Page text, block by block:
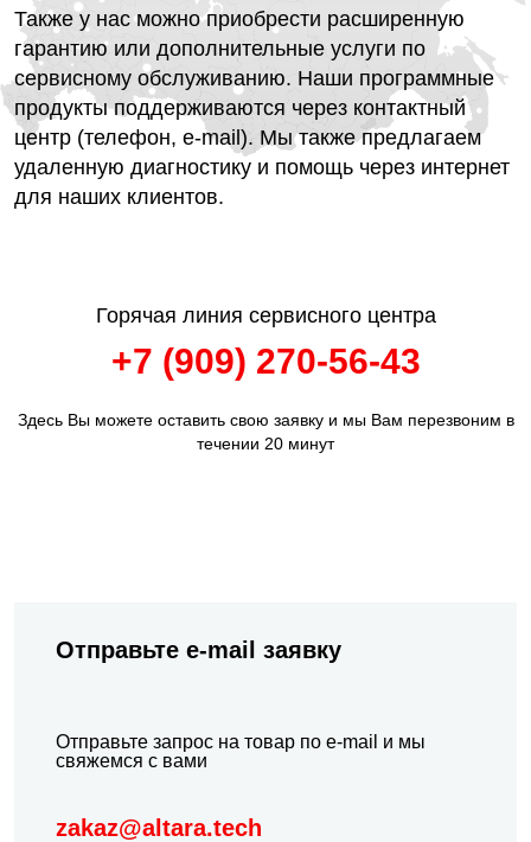
Также у нас можно приобрести расширенную
гарантию или дополнительные услуги по
сервисному обслуживанию. Наши программные
продукты поддерживаются через контактный
центр (телефон, e-mail). Мы также предлагаем
удаленную диагностику и помощь через интернет
для наших клиентов.
Горячая линия сервисного центра
+7 (909) 270-56-43
Здесь Вы можете оставить свою заявку и мы Вам перезвоним в
течении 20 минут
Отправьте e-mail заявку
Отправьте запрос на товар по e-mail и мы
свяжемся с вами
zakaz@altara.tech